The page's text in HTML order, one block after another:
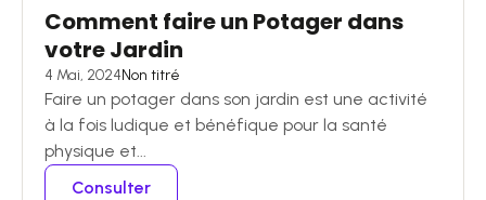
Comment faire un Potager dans
votre Jardin
4 Mai, 2024Non titré
Faire un potager dans son jardin est une activité
à la fois ludique et bénéfique pour la santé
physique et...
Consulter